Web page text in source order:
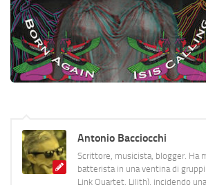
Antonio Bacciocchi
Scrittore, musicista, blogger. Ha
batterista in una ventina di
Link Quartet, Lilith), incidendo